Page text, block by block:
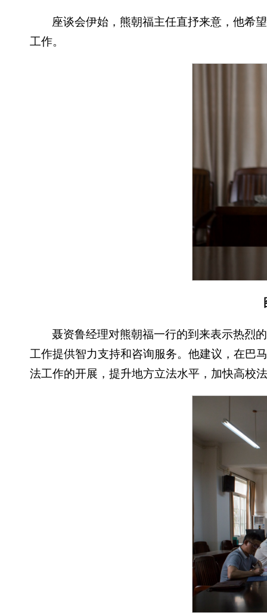
座谈会伊始，熊朝福主任直抒来意，他希
工作。
聂资鲁经理对熊朝福一行的到来表示热烈
工作提供智力支持和咨询服务。他建议，在巴
法工作的开展，提升地方立法水平，加快高校